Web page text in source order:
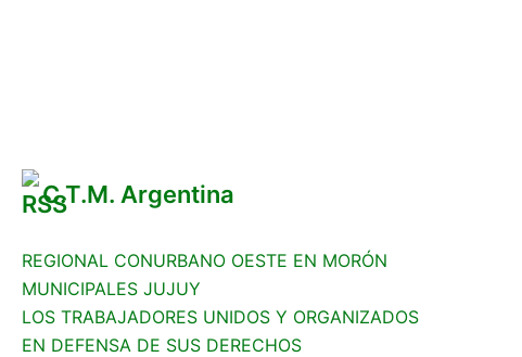
C.T.M. Argentina
REGIONAL CONURBANO OESTE EN MORÓN
MUNICIPALES JUJUY
LOS TRABAJADORES UNIDOS Y ORGANIZADOS
EN DEFENSA DE SUS DERECHOS